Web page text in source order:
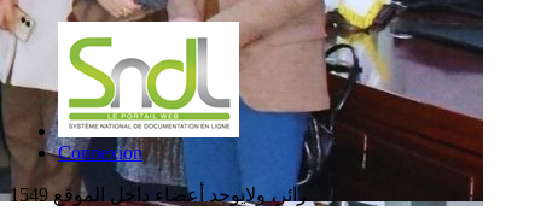
Connexion
1549 زائر، ولايوجد أعضاء داخل الموقع